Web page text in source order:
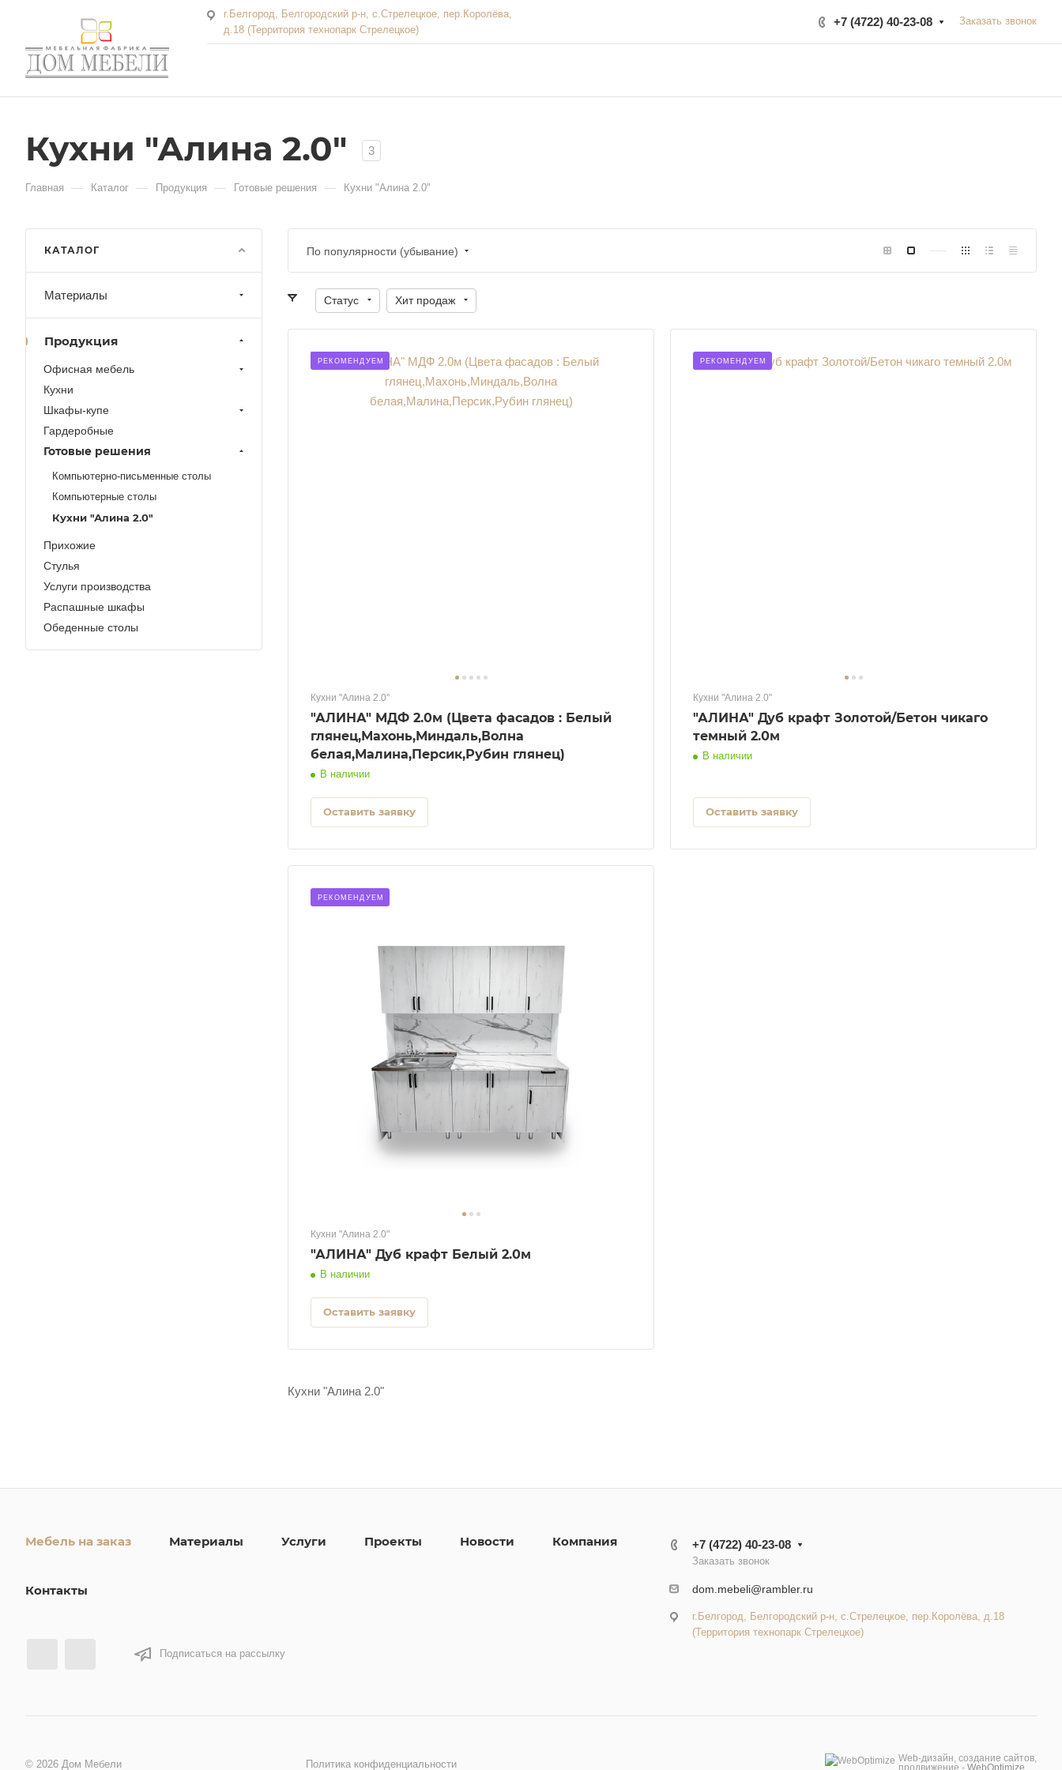
г.Белгород, Белгородский р-н, с.Стрелецкое, пер.Королёва,
д.18 (Территория технопарк Стрелецкое)
+7 (4722) 40-23-08 Заказать звонок
Кухни "Алина 2.0" 3
Главная — Каталог — Продукция — Готовые решения — Кухни "Алина 2.0"
По популярности (убывание)
Статус Хит продаж
РЕКОМЕНДУЕМ
Кухни "Алина 2.0"
"АЛИНА" МДФ 2.0м (Цвета фасадов : Белый
глянец,Махонь,Миндаль,Волна
белая,Малина,Персик,Рубин глянец)
В наличии
Оставить заявку
РЕКОМЕНДУЕМ
Кухни "Алина 2.0"
"АЛИНА" Дуб крафт Золотой/Бетон чикаго
темный 2.0м
В наличии
Оставить заявку
РЕКОМЕНДУЕМ
Кухни "Алина 2.0"
"АЛИНА" Дуб крафт Белый 2.0м
В наличии
Оставить заявку
Кухни "Алина 2.0"
КАТАЛОГ
Материалы
Продукция
Офисная мебель
Кухни
Шкафы-купе
Гардеробные
Готовые решения
Компьютерно-письменные столы
Компьютерные столы
Кухни "Алина 2.0"
Прихожие
Стулья
Услуги производства
Распашные шкафы
Обеденные столы
Мебель на заказ Материалы Услуги Проекты Новости Компания
Контакты
Подписаться на рассылку
+7 (4722) 40-23-08
Заказать звонок
dom.mebeli@rambler.ru
г.Белгород, Белгородский р-н, с.Стрелецкое, пер.Королёва, д.18
(Территория технопарк Стрелецкое)
© 2026 Дом Мебели Политика конфиденциальности
Web-дизайн, создание сайтов,
продвижение - WebOptimize